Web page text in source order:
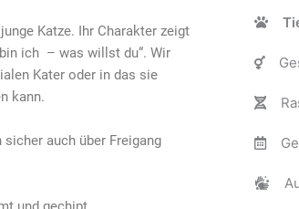
Katze. Ihr Charakter zeigt
ich – was willst du“. Wir
Kater oder in das sie
kann.
auch über Freigang